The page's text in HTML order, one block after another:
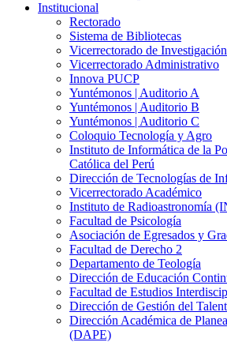
Institucional
Rectorado
Sistema de Bibliotecas
Vicerrectorado de Investigación
Vicerrectorado Administrativo
Innova PUCP
Yuntémonos | Auditorio A
Yuntémonos | Auditorio B
Yuntémonos | Auditorio C
Coloquio Tecnología y Agro
Instituto de Informática de la
Católica del Perú
Dirección de Tecnologías de
Vicerrectorado Académico
Instituto de Radioastronomía
Facultad de Psicología
Asociación de Egresados y
Facultad de Derecho 2
Departamento de Teología
Dirección de Educación
Facultad de Estudios
Dirección de Gestión del
Dirección Académica de
(DAPE)